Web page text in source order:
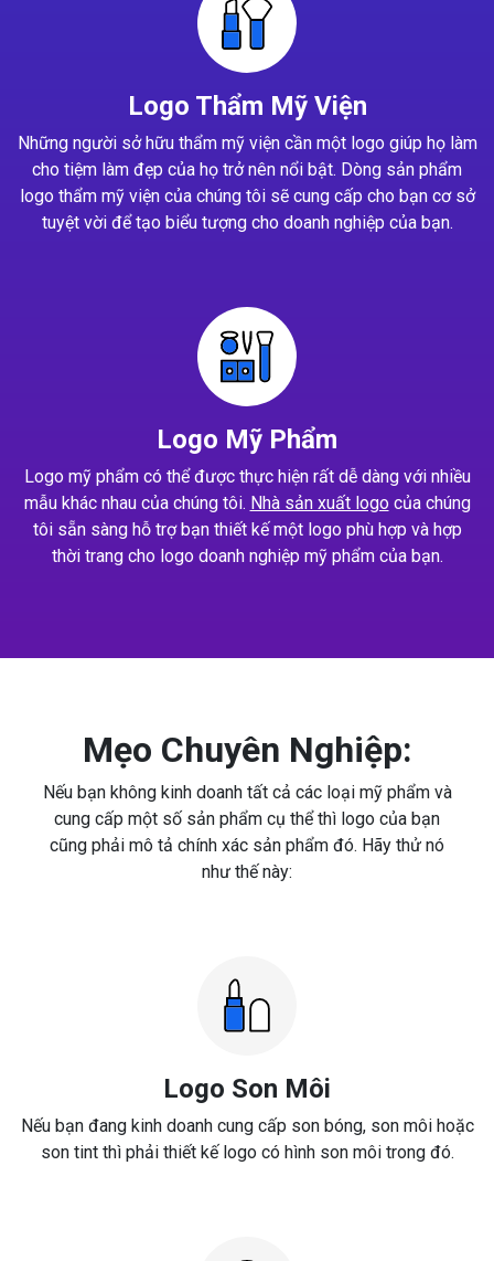
Logo Thẩm Mỹ Viện
Những người sở hữu thẩm mỹ viện cần một logo giúp họ làm
cho tiệm làm đẹp của họ trở nên nổi bật. Dòng sản phẩm
logo thẩm mỹ viện của chúng tôi sẽ cung cấp cho bạn cơ sở
tuyệt vời để tạo biểu tượng cho doanh nghiệp của bạn.
Logo Mỹ Phẩm
Logo mỹ phẩm có thể được thực hiện rất dễ dàng với nhiều
mẫu khác nhau của chúng tôi. Nhà sản xuất logocủa chúng
tôi sẵn sàng hỗ trợ bạn thiết kế một logo phù hợp và hợp
thời trang cho logo doanh nghiệp mỹ phẩm của bạn.
Mẹo Chuyên Nghiệp:
Nếu bạn không kinh doanh tất cả các loại mỹ phẩm và
cung cấp một số sản phẩm cụ thể thì logo của bạn
cũng phải mô tả chính xác sản phẩm đó. Hãy thử nó
như thế này:
Logo Son Môi
Nếu bạn đang kinh doanh cung cấp son bóng, son môi hoặc
son tint thì phải thiết kế logo có hình son môi trong đó.